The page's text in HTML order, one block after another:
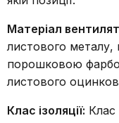
Матеріал
листового металу,
порошковою
листового
Клас ізоляції: Клас